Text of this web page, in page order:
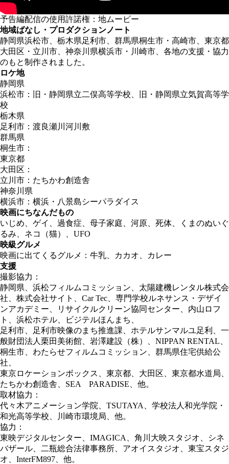
予告編配信の使用許諾権：地ムービー
地域ばなし・プロダクションノート
静岡県浜松市、栃木県足利市、群馬県桐生市・高崎市、東京都
大田区・立川市、神奈川県横浜市・川崎市、各地の支援・協力
のもと制作されました。
ロケ地
静岡県
浜松市：旧・静岡県立二俣高等学校、旧・静岡県立気賀高等学
校
栃木県
足利市：渡良瀬川河川敷
群馬県
桐生市：
東京都
大田区：
立川市：たちかわ創造舎
神奈川県
横浜市：横浜・八景島シーパラダイス
映画にちなんだもの
いじめ、ゲイ、過食症、母子家庭、河原、死体、くまのぬいぐ
るみ、ネコ（猫）、UFO
映級グルメ
映画に出てくるグルメ：牛乳、カカオ、カレー
支援
撮影協力：
静岡県、浜松フィルムコミッション、太陽建機レンタル株式会
社、株式会社サイト、Car Tec、専門学校ルネサンス・デザイ
ンアカデミー、リサイクルクリーン協同センター、内山ロフ
ト、浜松ホテル、ビジテルほんまち、
足利市、足利市映像のまち推進課、ホテルサンマルユ足利、一
般財団法人栗田美術館、岩澤建設（株）、NIPPAN RENTAL、
桐生市、わたらせフィルムコミッション、群馬県住宅供給公
社、
東京ロケーションボックス、東京都、大田区、東京都水道局、
たちかわ創造舎、SEA PARADISE、他。
取材協力：
代々木アニメーション学院、TSUTAYA、学校法人和光学院・
和光高等学校、川崎市環境局、他。
協力：
東映デジタルセンター、IMAGICA、角川大映スタジオ、シネ
バザール、二瓶総合法律事務所、アオイスタジオ、東宝スタジ
オ、InterFM897、他。